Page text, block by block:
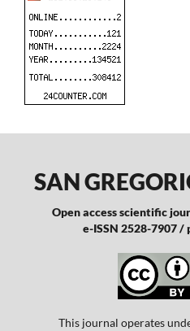
SAN
Open access scientific
e-ISSN 2528-7907 /
This journal operates